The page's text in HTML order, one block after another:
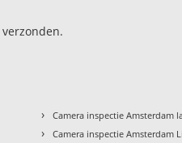
› Camera inspectie Amsterdam
› Camera inspectie Amsterdam